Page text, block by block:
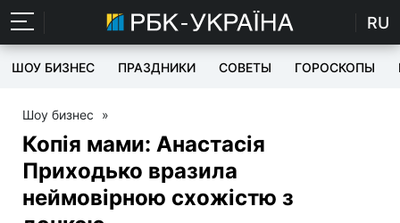
RU
ШОУ БИЗНЕС ПРАЗДНИКИ СОВЕТЫ ГОРОСКОПЫ
Шоу бизнес »
Копія мами: Анастасія
Приходько вразила
неймовірною схожістю з